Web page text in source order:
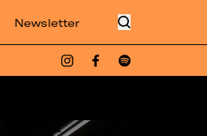
Newsletter